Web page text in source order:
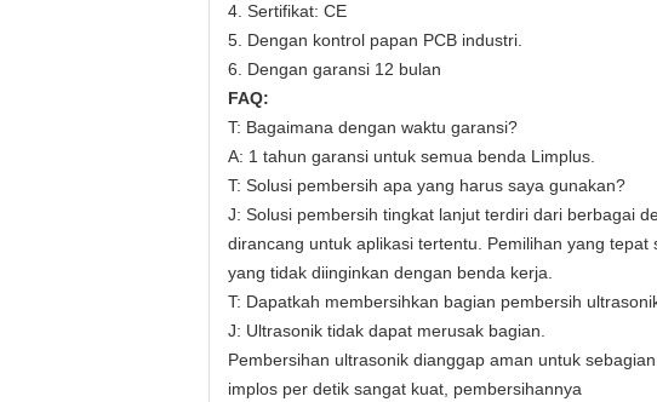
4. Sertifikat: CE
5. Dengan kontrol papan PCB industri.
6. Dengan garansi 12 bulan
FAQ:
T: Bagaimana dengan waktu garansi?
A: 1 tahun garansi untuk semua benda Limplus.
T: Solusi pembersih apa yang harus saya gunakan?
J: Solusi pembersih tingkat lanjut terdiri dari berbagai
dirancang untuk aplikasi tertentu. Pemilihan yang
yang tidak diinginkan dengan benda kerja.
T: Dapatkah membersihkan bagian pembersih
J: Ultrasonik tidak dapat merusak bagian.
Pembersihan ultrasonik dianggap aman untuk
implos per detik sangat kuat, pembersihannya